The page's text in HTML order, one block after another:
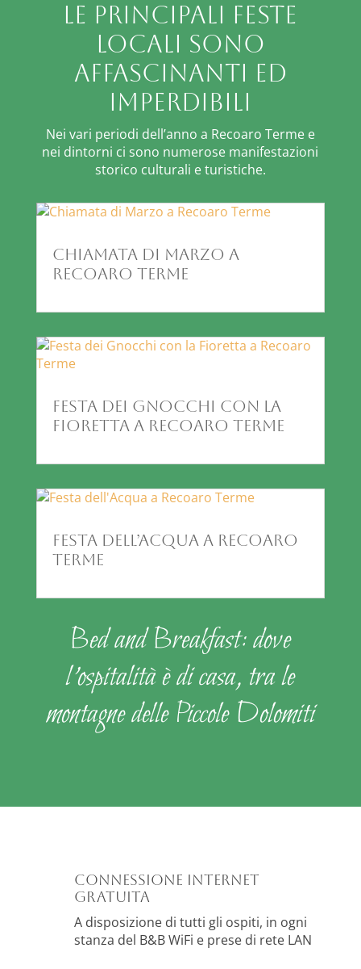
Le principali feste
locali sono
affascinanti ed
imperdibili
Nei vari periodi dell’anno a Recoaro Terme e
nei dintorni ci sono numerose manifestazioni
storico culturali e turistiche.
Chiamata di Marzo a
Recoaro Terme
Festa dei Gnocchi con la
Fioretta a Recoaro Terme
Festa dell’Acqua a Recoaro
Terme
Bed and Breakfast: dove
l’ospitalità è di casa, tra le
montagne delle Piccole Dolomiti
Connessione Internet
gratuita
A disposizione di tutti gli ospiti, in ogni
stanza del B&B WiFi e prese di rete LAN